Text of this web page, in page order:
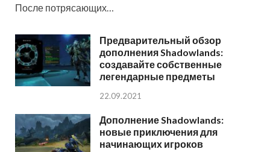
После потрясающих…
Предварительный обзор
дополнения Shadowlands:
создавайте собственные
легендарные предметы
22.09.2021
Дополнение Shadowlands:
новые приключения для
начинающих игроков